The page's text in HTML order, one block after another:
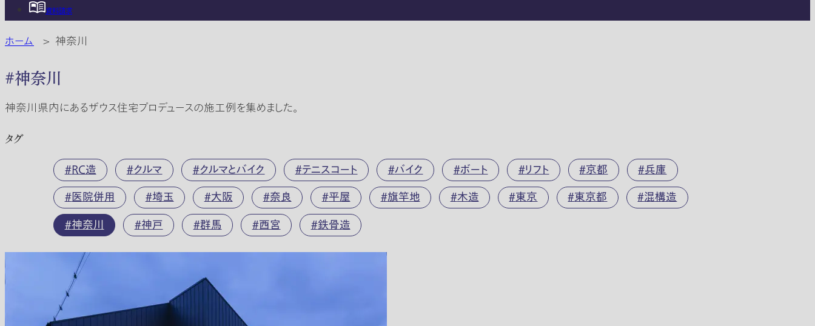
資料請求
ホーム > 神奈川
#神奈川
神奈川県内にあるザウス住宅プロデュースの施工例を集めました。
タグ
RC造
クルマ クルマとバイク テニスコート バイク ボート リフト 京都
兵庫
医院併用
埼玉 大阪 奈良 平屋 旗竿地 木造 東京 東京都
混構造
神奈川
神戸 群馬 西宮 鉄骨造